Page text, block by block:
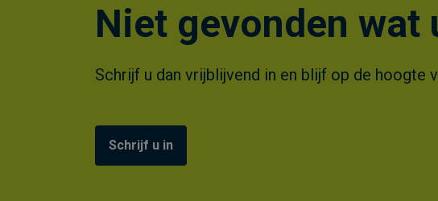
Niet gevonden wat
Schrijf u dan vrijblijvend in en blijf op de hoogte
Schrijf u in